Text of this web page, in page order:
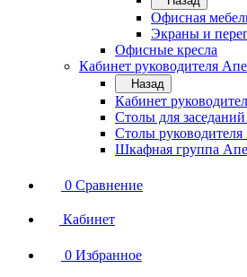
Офисная
Экраны и
Офисные кресла
Кабинет руководителя
Назад
Кабинет
Столы для
Столы
Шкафная группа
0 Сравнение
Кабинет
0 Избранное